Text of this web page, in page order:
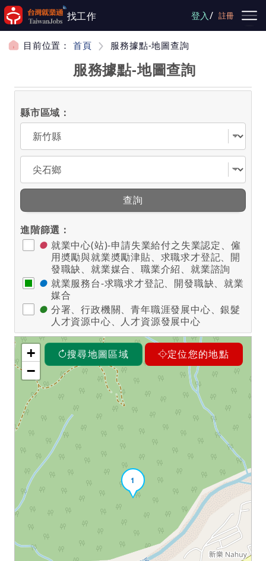
跳到主要內容
找工作 登入/ 註冊
目前位置： 首頁 服務據點-地圖查詢
服務據點-地圖查詢
縣市區域：
選擇縣市
選擇區域
查詢
進階篩選：
● 就業中心(站)-申請失業給付之失業認定、僱
用奬勵與就業奬勵津貼、求職求才登記、開
發職缺、就業媒合、職業介紹、就業諮詢
● 就業服務台-求職求才登記、開發職缺、就業
媒合
● 分署、行政機關、青年職涯發展中心、銀髮
人才資源中心、人才資源發展中心
搜尋地圖區域 定位您的地點
1
+
−